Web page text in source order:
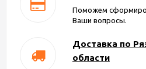
Поможем
Ваши вопросы.
Доставка по
области